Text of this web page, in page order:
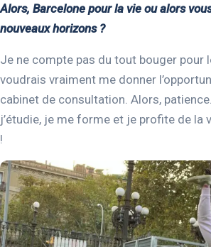
Alors, Barcelone pour la vie ou alors
nouveaux horizons ?
Je ne compte pas du tout bouger pour
voudrais vraiment me donner
cabinet de consultation. Alors,
j’étudie, je me forme et je profite de la
!